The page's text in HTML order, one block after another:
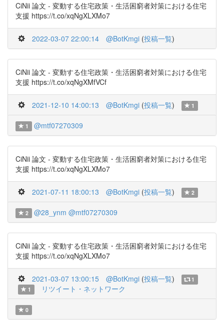
CiNii 論文 - 変動する住宅政策・生活困窮者対策における住宅
支援 https://t.co/xqNgXLXMo7
2022-03-07 22:00:14 @BotKmgi (投稿一覧)
CiNii 論文 - 変動する住宅政策・生活困窮者対策における住宅
支援 https://t.co/xqNgXMfVCf
2021-12-10 14:00:13 @BotKmgi (投稿一覧) 1
1 @mtf07270309
CiNii 論文 - 変動する住宅政策・生活困窮者対策における住宅
支援 https://t.co/xqNgXLXMo7
2021-07-11 18:00:13 @BotKmgi (投稿一覧) 2
2 @28_ynm @mtf07270309
CiNii 論文 - 変動する住宅政策・生活困窮者対策における住宅
支援 https://t.co/xqNgXLXMo7
2021-03-07 13:00:15 @BotKmgi (投稿一覧)
1
1
リツイート・ネットワーク
0